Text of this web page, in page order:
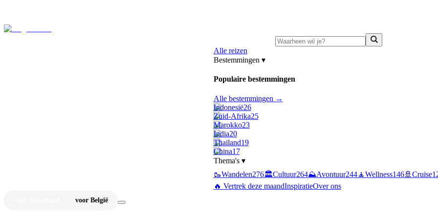
Alle reizen
Bestemmingen ▾
Populaire bestemmingen
Alle bestemmingen →
Indonesië26
Zuid-Afrika25
Marokko23
India20
Thailand19
China17
Thema's ▾
🥾Wandelen276🏛️Cultuur264⛰️Avontuur244🧘Wellness146🚢 Cruise
🔥 Vertrek deze maandInspiratieOver ons
voor België